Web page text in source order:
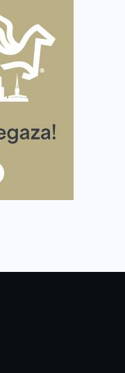
Portowy Maraton
co warto wiedzieć
swój
miejsca
chcą też przy
przepełniania